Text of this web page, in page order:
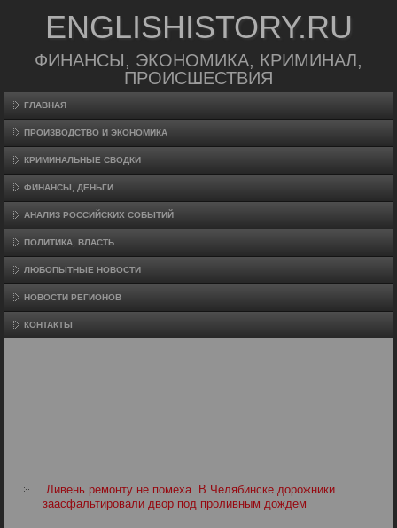
ENGLISHISTORY.RU
ФИНАНСЫ, ЭКОНОМИКА, КРИМИНАЛ,
ПРОИСШЕСТВИЯ
ГЛАВНАЯ
ПРОИЗВΟДСТВО И ЭКОНОМИКА
КРИМИНАЛЬНЫЕ СВОДКИ
ФИНАНСЫ, ДЕНЬГИ
АНАЛИЗ РОССИЙСКИХ СОБЫТИЙ
ПОЛИТИКА, ВЛАСТЬ
ЛЮБОПЫТНЫЕ НОВОСТИ
НОВОСТИ РЕГИОНОВ
КОНТАКТЫ
Ливень ремонту не помеха. В Челябинске дорожники
заасфальтировали двор под проливным дождем